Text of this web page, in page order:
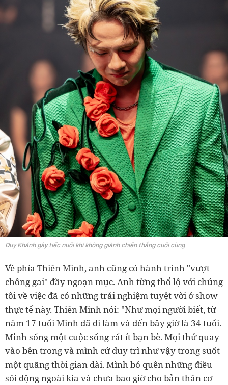
Duy Khánh gây tiếc nuối khi không giành chiến thắng cuối cùng
Về phía Thiên Minh, anh cũng có hành trình "vượt
chông gai" đầy ngoạn mục. Anh từng thổ lộ với chúng
tôi về việc đã có những trải nghiệm tuyệt vời ở show
thực tế này. Thiên Minh nói: "Như mọi người biết, từ
năm 17 tuổi Minh đã đi làm và đến bây giờ là 34 tuổi.
Minh sống một cuộc sống rất ít bạn bè. Mọi thứ quay
vào bên trong và mình cứ duy trì như vậy trong suốt
một quãng thời gian dài. Mình bỏ quên những điều
sôi động ngoài kia và chưa bao giờ cho bản thân cơ